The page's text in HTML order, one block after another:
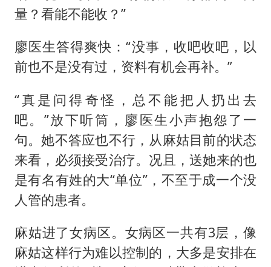
量？看能不能收？”
廖医生答得爽快：“没事，收吧收吧，以
前也不是没有过，资料有机会再补。”
“真是问得奇怪，总不能把人扔出去
吧。”放下听筒，廖医生小声抱怨了一
句。她不答应也不行，从麻姑目前的状态
来看，必须接受治疗。况且，送她来的也
是有名有姓的大“单位”，不至于成一个没
人管的患者。
麻姑进了女病区。女病区一共有3层，像
麻姑这样行为难以控制的，大多是安排在